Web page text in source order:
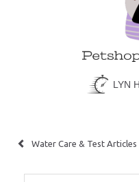
LYN
Water Care & Test Articles